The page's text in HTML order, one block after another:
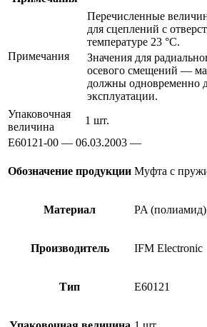
Примечания
Перечисленные
для сцеплений с
температуре 23 °C.
Значения для
осевого смещений —
должны одновременно
эксплуатации.
Упаковочная
величина
1 шт.
E60121-00 — 06.03.2003 —
Обозначение продукции Муфта с
Материал PA
Производитель IFM Electronic
Тип E60121